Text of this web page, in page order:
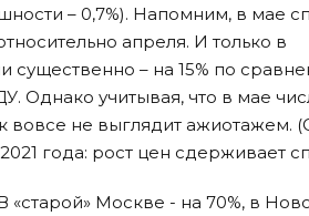
– 0,7%). Напомним, в мае
апреля. И только в
– на 15% по
Однако учитывая, что в мае
вовсе не выглядит ажиотажем.
года: рост цен сдерживает
Москве - на 70%, в